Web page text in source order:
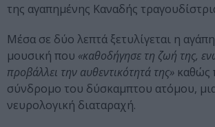
της αγαπημένης Καναδής
Μέσα σε δύο λεπτά ξετυλίγεται η
μουσική που «καθοδήγησε τη ζωή της,
προβάλλει την αυθεντικότητά της» καθώς
σύνδρομο του δύσκαμπτου ατόμου,
νευρολογική διαταραχή.